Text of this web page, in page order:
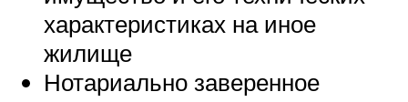
характеристиках на иное
жилище
Нотариально заверенное